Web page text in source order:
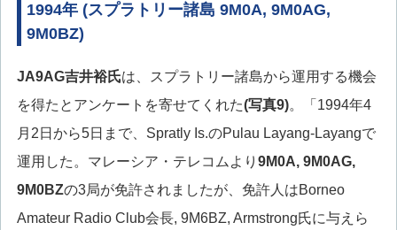
1994年 (スプラトリー諸島 9M0A, 9M0AG,
9M0BZ)
JA9AG吉井裕氏は、スプラトリー諸島から運用する機会
を得たとアンケートを寄せてくれた(写真9)。「1994年4
月2日から5日まで、Spratly Is.のPulau Layang-Layangで
運用した。マレーシア・テレコムより 9M0A, 9M0AG,
9M0BZの3局が免許されましたが、免許人はBorneo
Amateur Radio Club会長, 9M6BZ, Armstrong氏に与えら